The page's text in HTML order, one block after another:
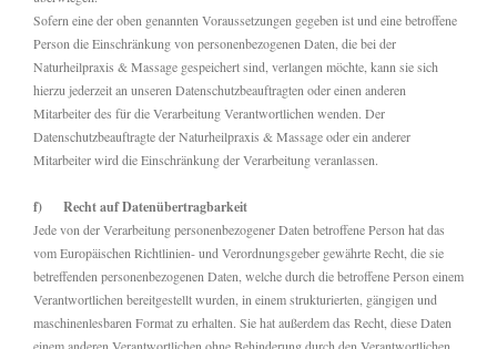
Sofern eine der oben genannten Voraussetzungen gegeben ist und eine betroffene
Person die Einschränkung von personenbezogenen Daten, die bei der
Naturheilpraxis & Massage gespeichert sind, verlangen möchte, kann sie sich
hierzu jederzeit an unseren Datenschutzbeauftragten oder einen anderen
Mitarbeiter des für die Verarbeitung Verantwortlichen wenden. Der
Datenschutzbeauftragte der Naturheilpraxis & Massage oder ein anderer
Mitarbeiter wird die Einschränkung der Verarbeitung veranlassen.
f) Recht auf Datenübertragbarkeit
Jede von der Verarbeitung personenbezogener Daten betroffene Person hat das
vom Europäischen Richtlinien- und Verordnungsgeber gewährte Recht, die sie
betreffenden personenbezogenen Daten, welche durch die betroffene Person einem
Verantwortlichen bereitgestellt wurden, in einem strukturierten, gängigen und
maschinenlesbaren Format zu erhalten. Sie hat außerdem das Recht, diese Daten